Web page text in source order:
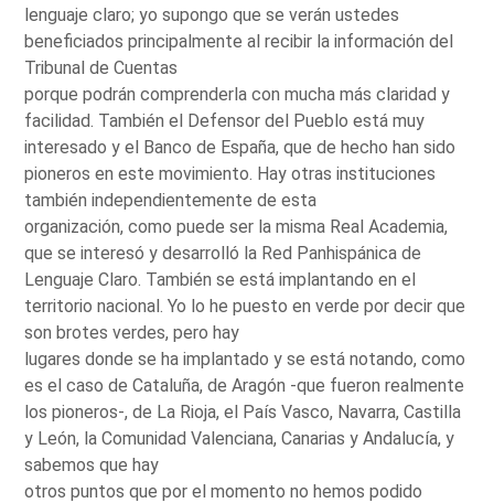
lenguaje claro; yo supongo que se verán ustedes
beneficiados principalmente al recibir la información del
Tribunal de Cuentas
porque podrán comprenderla con mucha más claridad y
facilidad. También el Defensor del Pueblo está muy
interesado y el Banco de España, que de hecho han sido
pioneros en este movimiento. Hay otras instituciones
también independientemente de esta
organización, como puede ser la misma Real Academia,
que se interesó y desarrolló la Red Panhispánica de
Lenguaje Claro. También se está implantando en el
territorio nacional. Yo lo he puesto en verde por decir que
son brotes verdes, pero hay
lugares donde se ha implantado y se está notando, como
es el caso de Cataluña, de Aragón -que fueron realmente
los pioneros-, de La Rioja, el País Vasco, Navarra, Castilla
y León, la Comunidad Valenciana, Canarias y Andalucía, y
sabemos que hay
otros puntos que por el momento no hemos podido